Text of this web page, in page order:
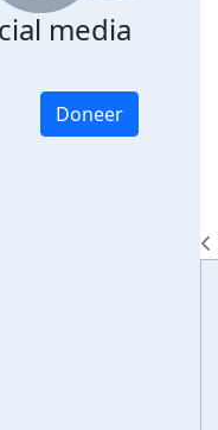
media
Doneer